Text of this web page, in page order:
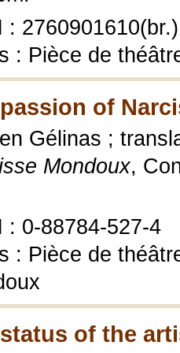
: 2760901610(br.)
: Pièce de
of
Gélinas ;
Mondoux,
: 0-88784-527-4
: Pièce de
of the